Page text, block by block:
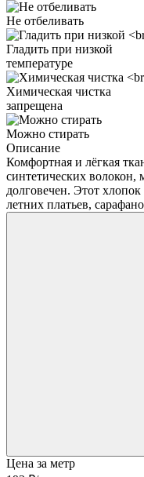
Не отбеливать
Гладить при низкой
температуре
Химическая чистка
запрещена
Можно стирать
Описание
Комфортная и лёгкая
синтетических волокон,
долговечен. Этот
летних платьев,
Цена за метр